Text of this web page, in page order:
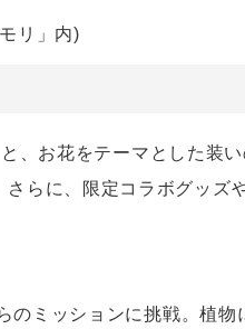
リ」内)
、お花をテーマとした装
らに、限定コラボグッズ
ミッションに挑戦。植物